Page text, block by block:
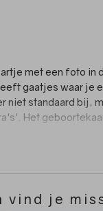
met een foto in
gaatjes waar je
niet standaard bij,
Het
vind je